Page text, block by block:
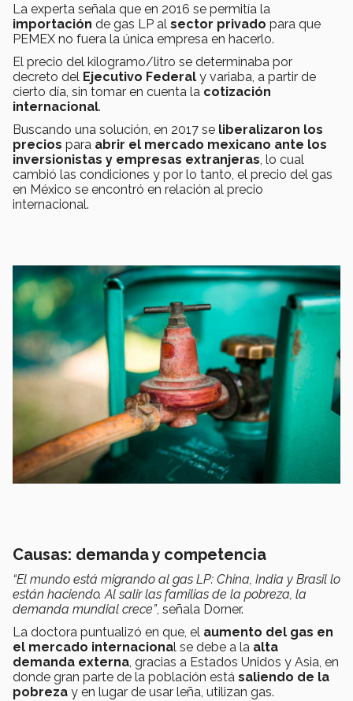
La experta señala que en 2016 se permitía la
importación de gas LP al sector privado para que
PEMEX no fuera la única empresa en hacerlo.
El precio del kilogramo/litro se determinaba por
decreto del Ejecutivo Federal y variaba, a partir de
cierto día, sin tomar en cuenta la cotización
internacional.
Buscando una solución, en 2017 se liberalizaron los
precios para abrir el mercado mexicano ante los
inversionistas y empresas extranjeras , lo cual
cambió las condiciones y por lo tanto, el precio del gas
en México se encontró en relación al precio
internacional.
Causas: demanda y competencia
“El mundo está migrando al gas LP: China, India y Brasil lo
están haciendo. Al salir las familias de la pobreza, la
demanda mundial crece”, señala Dorner.
La doctora puntualizó en que, el aumento del gas en
el mercado internacional se debe a la alta
demanda externa, gracias a Estados Unidos y Asia, en
donde gran parte de la población está saliendo de la
pobreza y en lugar de usar leña, utilizan gas.